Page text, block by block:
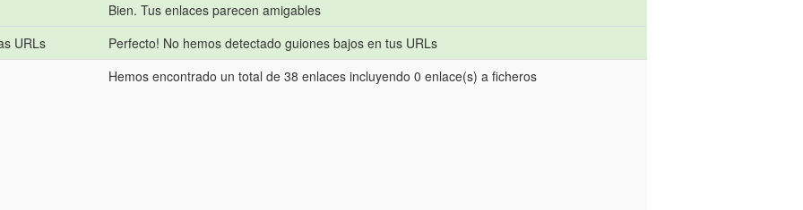
Bien. Tus enlaces parecen amigables
URLs
Perfecto! No hemos detectado guiones bajos en tus URLs
Hemos encontrado un total de 38 enlaces incluyendo 0 enlace(s) a ficheros